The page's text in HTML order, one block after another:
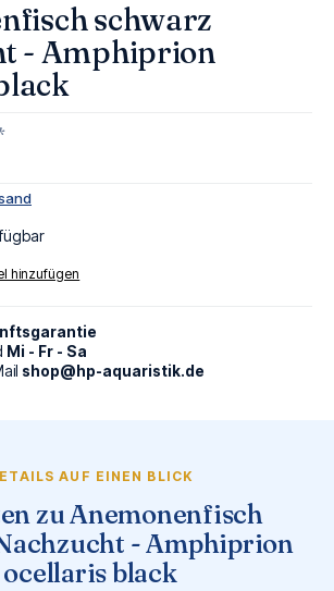
schwarz
- Amphiprion
hinzufügen
Mi - Fr - Sa
shop@hp-aquaristik.de
AUF EINEN BLICK
zu Anemonenfisch
- Amphiprion
ocellaris black